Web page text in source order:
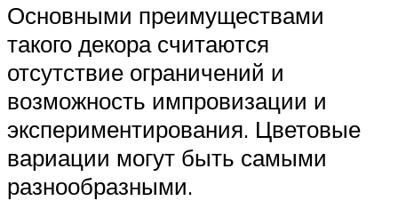
Основными преимуществами
такого декора считаются
отсутствие ограничений и
возможность импровизации и
экспериментирования. Цветовые
вариации могут быть самыми
разнообразными.